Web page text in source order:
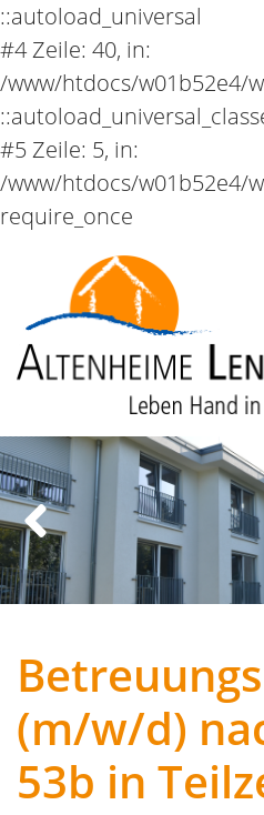
::autoload_universal
#4 Zeile: 40, in:
/www/htdocs/w01b52e4/
#5 Zeile: 5, in:
/www/htdocs/w01b52e4/
require_once
Previous
Next
(m/w/d)
53b in
Hast du Lust auf
Herausforderung?
…… dann komm in
Das sind deine
Planung und
zusätzlichen